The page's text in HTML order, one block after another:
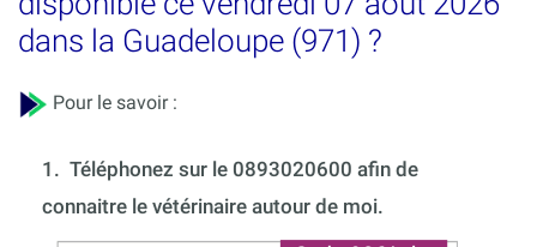
dans la Guadeloupe (971) ?
Pour le savoir :
1. Téléphonez sur le 0893020600 afin de
connaitre le vétérinaire autour de moi.